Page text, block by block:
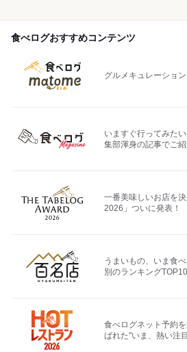
食べログおすすめコンテンツ
グルメキュレーショ
いますぐ行ってみた
集部渾身の記事でご紹
一番美味しいお店を
2026」ついに発表！
うまいもの、いま食
別のランキング
食べログネット予約
ばれた"いま、熱い注